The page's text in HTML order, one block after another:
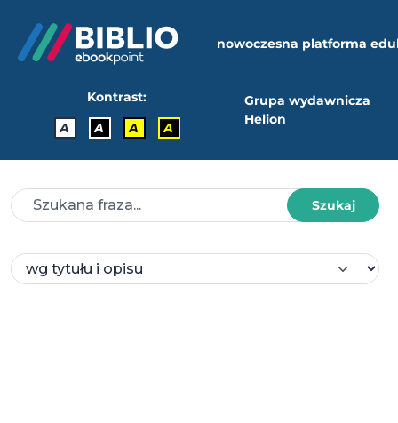
nowoczesna platforma
Kontrast:
A
A A A
Grupa wydawnicza
Helion
Szukaj